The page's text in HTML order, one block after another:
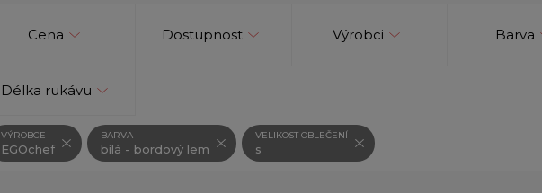
Cena Dostupnost Výrobci Barva
Délka rukávu
VÝROBCE
EGOchef
BARVA
bílá - bordový lem
VELIKOST OBLEČENÍ
s